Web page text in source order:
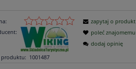
produktu: 1001487
zapytaj o produkt
poleć znajomemu
dodaj opinię